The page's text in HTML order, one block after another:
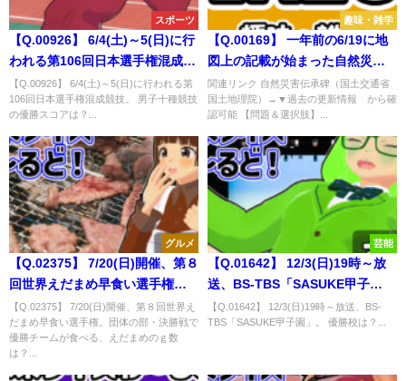
スポーツ
【Q.00926】 6/4(土)～5(日)に行
われる第106回日本選手権混成競
技。 男子十種競技の優勝スコア
は？
【Q.00926】 6/4(土)～5(日)に行われる第
106回日本選手権混成競技。 男子十種競技
の優勝スコアは？...
趣味・雑学
【Q.00169】 一年前の6/19に地
図上の記載が始まった自然災害
伝承碑。 今年の6/19(金)以降、
国土地理院サイトで発表され
る、 新たに追加される自然災害
伝承碑の追加数は？
関連リンク 自然災害伝承碑（国土交通省
国土地理院）→▼過去の更新情報 から確
認可能 【問題＆選択肢】...
グルメ
【Q.02375】 7/20(日)開催、第８
回世界えだまめ早食い選手権。
団体の部・決勝戦で優勝チーム
が食べる、えだまめのｇ数は？
【Q.02375】 7/20(日)開催、第８回世界え
だまめ早食い選手権。団体の部・決勝戦で
優勝チームが食べる、えだまめのｇ数
は？...
芸能
【Q.01642】 12/3(日)19時～放
送、BS-TBS「SASUKE甲子
園」。 優勝校は？
【Q.01642】 12/3(日)19時～放送、BS-
TBS「SASUKE甲子園」。 優勝校は？...